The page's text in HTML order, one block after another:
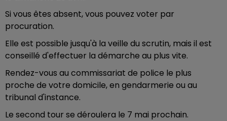
Si vous êtes absent, vous pouvez voter par
procuration.
Elle est possible jusqu'à la veille du scrutin, mais il est
conseillé d'effectuer la démarche au plus vite.
Rendez-vous au commissariat de police le plus
proche de votre domicile, en gendarmerie ou au
tribunal d'instance.
Le second tour se déroulera le 7 mai prochain.